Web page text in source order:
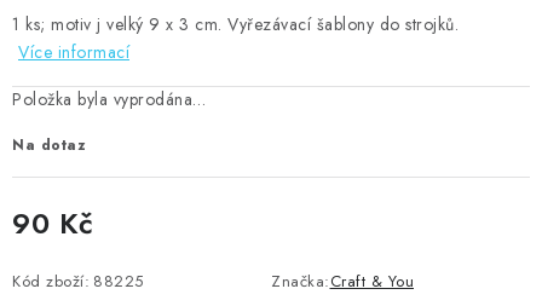
1 ks; motiv j velký 9 x 3 cm. Vyřezávací šablony do strojků.
Více informací
Položka byla vyprodána…
Na dotaz
90 Kč
Kód zboží: 88225 Značka:Craft & You